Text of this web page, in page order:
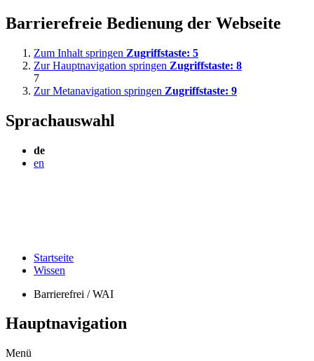
Barrierefreie Bedienung der Webseite
Zum Inhalt springen Zugriffstaste: 5
Zur Hauptnavigation springen Zugriffstaste: 8
7
Zur Metanavigation springen Zugriffstaste: 9
Sprachauswahl
de
en
Startseite
Wissen
Barrierefrei / WAI
Hauptnavigation
Menü